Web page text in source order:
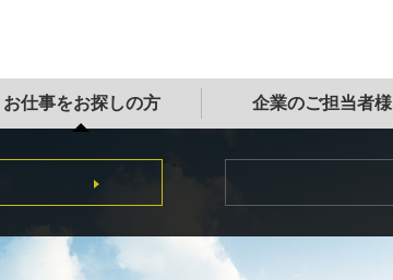
お仕事をお探しの方 企業のご担当者様